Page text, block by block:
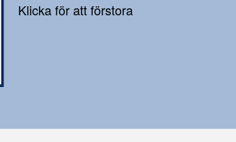
Klicka för att förstora